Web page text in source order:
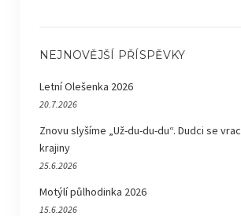
NEJNOVĚJŠÍ PŘÍSPĚVKY
Letní Olešenka 2026
20.7.2026
Znovu slyšíme „Už-du-du-du“. Dudci se
krajiny
25.6.2026
Motýlí půlhodinka 2026
15.6.2026